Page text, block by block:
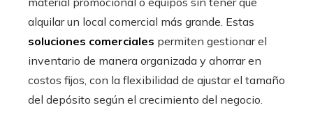
alquilar un local comercial más grande. Estas
soluciones comerciales permiten gestionar el
inventario de manera organizada y ahorrar en
costos fijos, con la flexibilidad de ajustar el tamaño
del depósito según el crecimiento del negocio.